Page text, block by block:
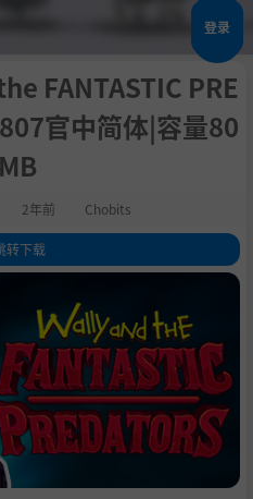
登录
FANTASTIC PRE
官中简体|容量80
2年前 Chobits
转下载